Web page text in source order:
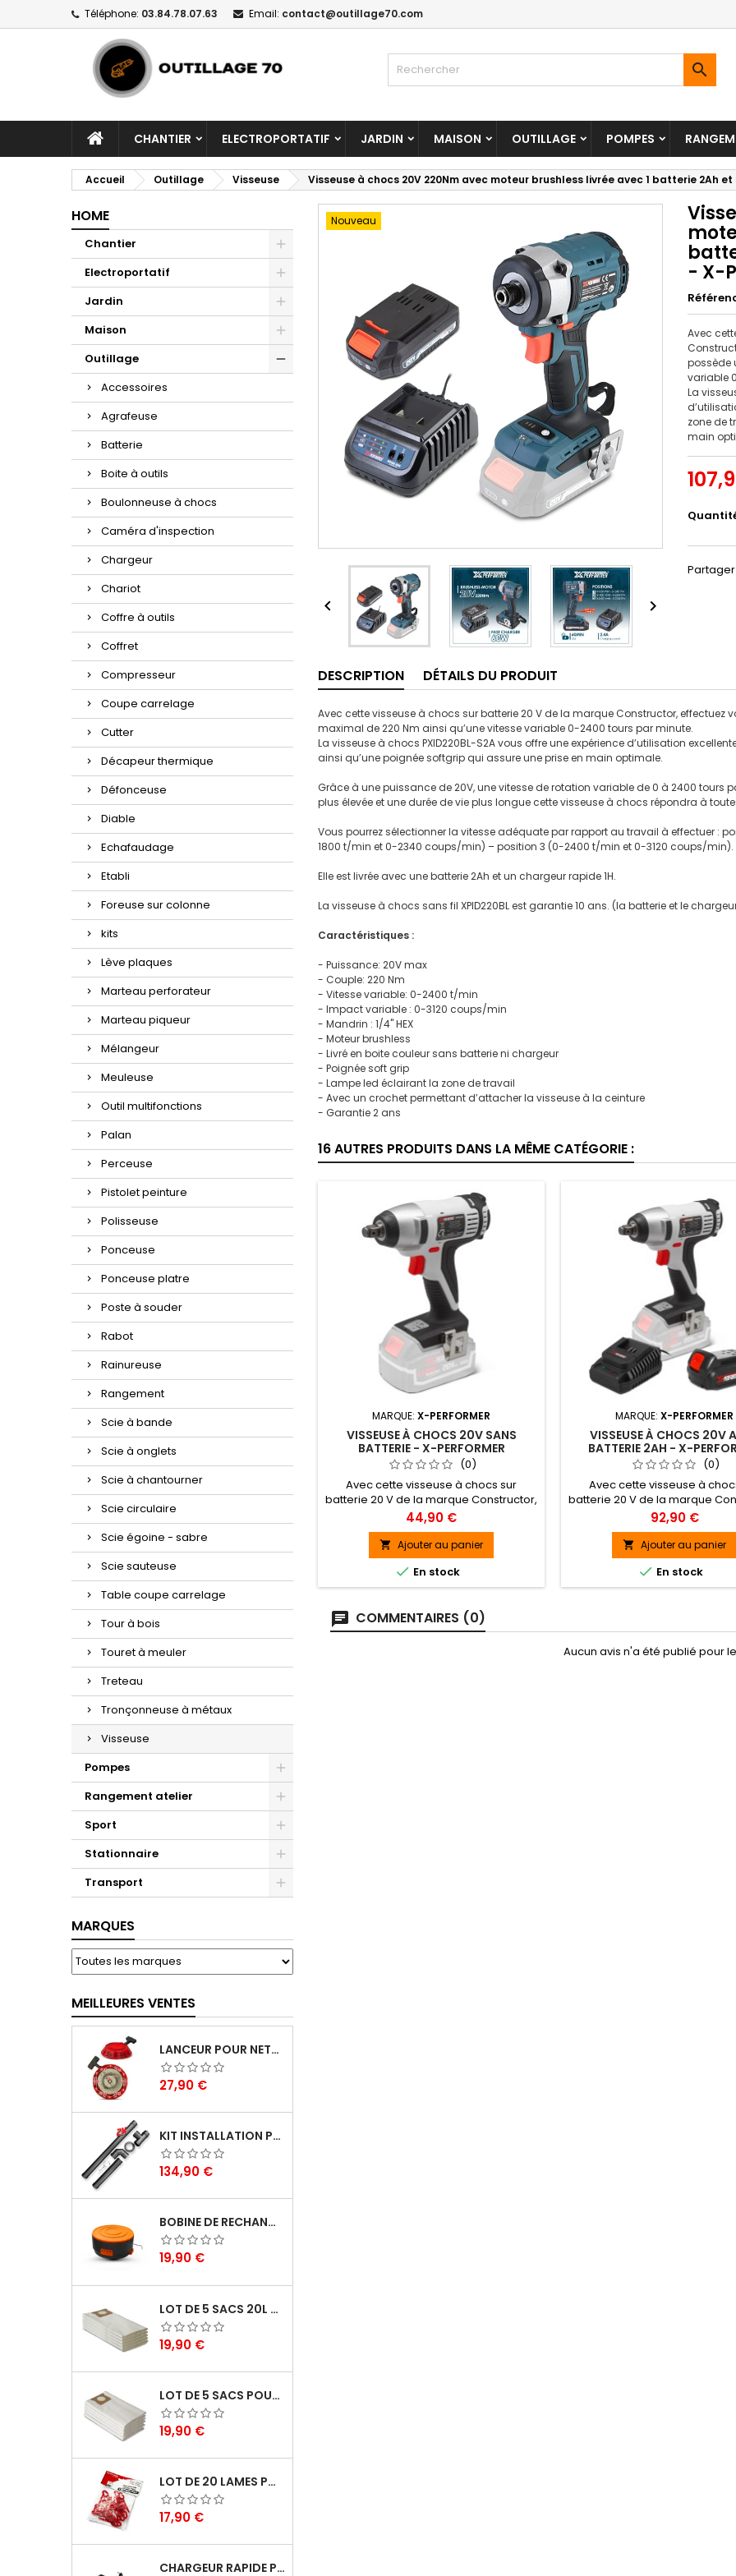
Téléphone: 03.84.78.07.63 Email: contact@outillage70.com

CHANTIER ELECTROPORTATIF JARDIN MAISON OUTILLAGE POMPES
Accueil Outillage Visseuse Visseuse à chocs 20V 220Nm avec moteur brushless livrée avec 1 batterie 2Ah et
HOME
Chantier
Electroportatif
Jardin
Maison
Outillage
Accessoires
Agrafeuse
Batterie
Boite à outils
Boulonneuse à chocs
Caméra d'inspection
Chargeur
Chariot
Coffre à outils
Coffret
Compresseur
Coupe carrelage
Cutter
Décapeur thermique
Défonceuse
Diable
Echafaudage
Etabli
Foreuse sur colonne
kits
Lève plaques
Marteau perforateur
Marteau piqueur
Mélangeur
Meuleuse
Outil multifonctions
Palan
Perceuse
Pistolet peinture
Polisseuse
Ponceuse
Ponceuse platre
Poste à souder
Rabot
Rainureuse
Rangement
Scie à bande
Scie à onglets
Scie à chantourner
Scie circulaire
Scie égoine - sabre
Scie sauteuse
Table coupe carrelage
Tour à bois
Touret à meuler
Treteau
Tronçonneuse à métaux
Visseuse
Pompes
Rangement atelier
Sport
Stationnaire
Transport
MARQUES
MEILLEURES VENTES
LANCEUR POUR NETTOYEUR HP THERMIQUE - BRICK
Prix
27,90 €
KIT INSTALLATION POELE A PELLETS - WARM TECH
Prix
134,90 €
BOBINE DE RECHANGE POUR COUPE BORDURES - LAWNMASTER
Prix
19,90 €
LOT DE 5 SACS 20L POUR ASPIRATEURS - VACMASTER PROFESSIONAL
Prix
19,90 €
LOT DE 5 SACS POUR ASPIRATEUR 30L - VACMASTER PROFESSIONAL
Prix
19,90 €
LOT DE 20 LAMES POUR COUPE BORDURES - ELEM GARDEN TECHNIC
Prix
17,90 €
CHARGEUR RAPIDE POUR BATTERIE 20V LITHIUM - ELEM GARDEN TECHNIC
Nouveau
 
- X-
Avec
possède
variable
La
zone de
main
Partager
DESCRIPTION DÉTAILS DU PRODUIT
Avec cette visseuse à chocs sur batterie 20 V de la marque Constructor, effectuez
maximal de 220 Nm ainsi qu’une vitesse variable 0-2400 tours par minute.
La visseuse à chocs PXID220BL-S2A vous offre une expérience d’utilisation
ainsi qu’une poignée softgrip qui assure une prise en main optimale.
Grâce à une puissance de 20V, une vitesse de rotation variable de 0 à 2400
plus élevée et une durée de vie plus longue cette visseuse à chocs répondra à
Vous pourrez sélectionner la vitesse adéquate par rapport au travail à effectuer :
1800 t/min et 0-2340 coups/min) – position 3 (0-2400 t/min et 0-3120 coups/min).
Elle est livrée avec une batterie 2Ah et un chargeur rapide 1H.
La visseuse à chocs sans fil XPID220BL est garantie 10 ans. (la batterie et le
Caractéristiques :
- Puissance: 20V max
- Couple: 220 Nm
- Vitesse variable: 0-2400 t/min
- Impact variable : 0-3120 coups/min
- Mandrin : 1/4'' HEX
- Moteur brushless
- Livré en boite couleur sans batterie ni chargeur
- Poignée soft grip
- Lampe led éclairant la zone de travail
- Avec un crochet permettant d’attacher la visseuse à la ceinture
- Garantie 2 ans
16 AUTRES PRODUITS DANS LA MÊME CATÉGORIE :
MARQUE: X-PERFORMER
VISSEUSE À CHOCS 20V SANS
BATTERIE - X-PERFORMER
(0)
Avec cette visseuse à chocs sur
batterie 20 V de la marque Constructor,
effectuez vos travaux de vissage sans
effort. Elle possède un couple maximal
de 180 Nm ainsi qu'une vitesse variable
0-2400 tours par minute. Légère et
dotée d'une poignée soft grip, elle est
extrêmement maniable. Sa petite taille
plus...
Prix
44,90 €
 Ajouter au panier
 En stock
MARQUE: X-PERFORMER
VISSEUSE À CHOCS 20V
BATTERIE 2AH - X-
(0)
Avec cette visseuse à
batterie 20 V de la marque
effectuez vos travaux de
effort. Elle possède un couple
de 180 Nm ainsi qu?une vitesse
0-2400 tours par minute.
dotée d?une poignée soft grip,
extrêmement maniable. Sa
Prix
92,90 €
 Ajouter au panier
 En stock
COMMENTAIRES (0)
Aucun avis n'a été publié pour